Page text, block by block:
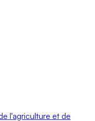
l'agriculture et de